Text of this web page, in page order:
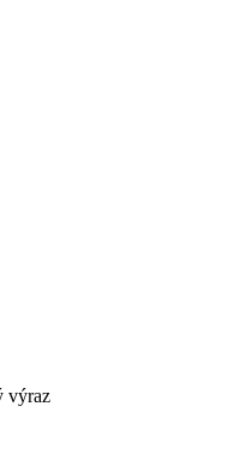
výraz